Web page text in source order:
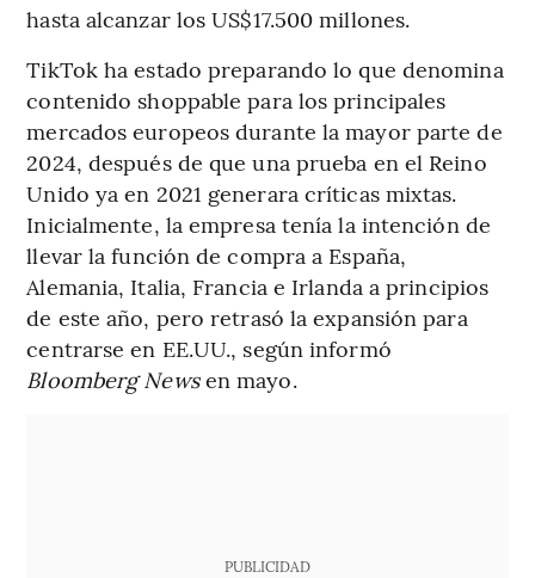
hasta alcanzar los US$17.500 millones.
TikTok ha estado preparando lo que denomina
contenido shoppable para los principales
mercados europeos durante la mayor parte de
2024, después de que una prueba en el Reino
Unido ya en 2021 generara críticas mixtas.
Inicialmente, la empresa tenía la intención de
llevar la función de compra a España,
Alemania, Italia, Francia e Irlanda a principios
de este año, pero retrasó la expansión para
centrarse en EE.UU., según informó
Bloomberg Newsen mayo.
PUBLICIDAD